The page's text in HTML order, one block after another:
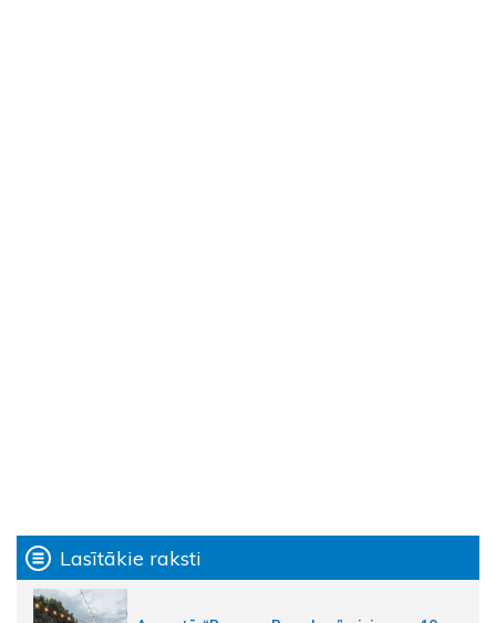
Lasītākie raksti